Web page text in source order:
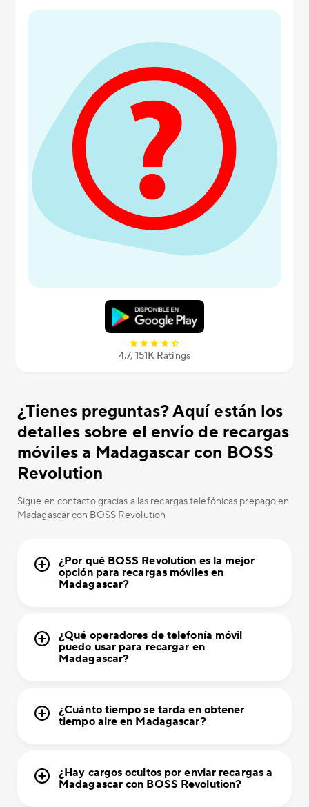
4.7, 151K Ratings
¿Tienes preguntas? Aquí están los
detalles sobre el envío de recargas
móviles a Madagascar con BOSS
Revolution
Sigue en contacto gracias a las recargas telefónicas prepago en
Madagascar con BOSS Revolution
¿Por qué BOSS Revolution es la mejor
opción para recargas móviles en
Madagascar?
¿Qué operadores de telefonía móvil
puedo usar para recargar en
Madagascar?
¿Cuánto tiempo se tarda en obtener
tiempo aire en Madagascar?
¿Hay cargos ocultos por enviar recargas a
Madagascar con BOSS Revolution?